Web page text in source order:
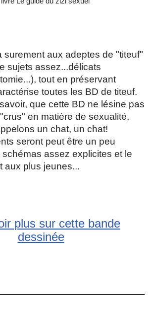
surement aux adeptes de "titeuf"
sujets assez...délicats
tout en préservant
toutes les BD de titeuf.
que cette BD ne lésine pas
en matière de sexualité,
un chat, un chat!
seront peut être un peu
assez explicites et le
aux plus jeunes...
plus sur cette bande
dessinée